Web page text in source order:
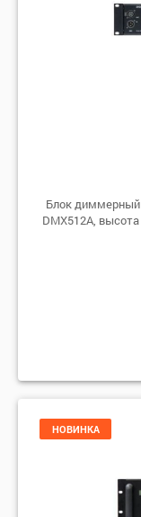
Блок диммерный
DMX512A,
НОВИНКА